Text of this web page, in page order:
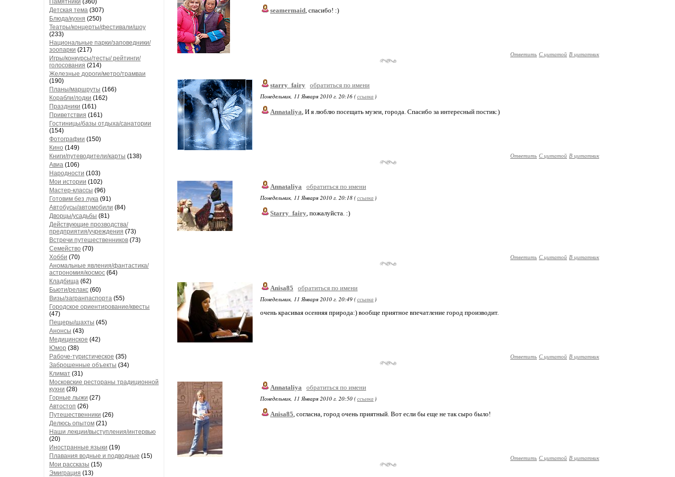
Памятники (360)
Детская тема (307)
Блюда/кухня (250)
Театры/концерты/фестивали/шоу
(233)
Национальные парки/заповедники/
зоопарки (217)
Игры/конкурсы/тесты/ рейтинги/
голосования (214)
Железные дороги/метро/трамваи
(190)
Планы/маршруты (166)
Корабли/лодки (162)
Праздники (161)
Приветствия (161)
Гостиницы/базы отдыха/санатории
(154)
Фотографии (150)
Кино (149)
Книги/путеводители/карты (138)
Авиа (106)
Народности (103)
Мои истории (102)
Мастер-классы (96)
Готовим без лука (91)
Автобусы/автомобили (84)
Дворцы/усадьбы (81)
Действующие прозводства/
предприятия/учреждения (73)
Встречи путешественников (73)
Семейство (70)
Хобби (70)
Аномальные явления/фантастика/
астрономия/космос (64)
Кладбища (62)
Бьюти/релакс (60)
Визы/загранпаспорта (55)
Городское ориентирование/квесты
(47)
Пещеры/шахты (45)
Анонсы (43)
Медицинское (42)
Юмор (38)
Рабоче-туристическое (35)
Заброшенные объекты (34)
Климат (31)
Московские рестораны традиционной
кухни (28)
Горные лыжи (27)
Автостоп (26)
Путешественники (26)
Делюсь опытом (21)
Наши лекции/выступления/интервью
(20)
Иностранные языки (19)
Плавания водные и подводные (15)
Мои рассказы (15)
Эмиграция (13)
seamermaid, спасибо! :)
Ответить С цитатой В цитатник
starry_fairy обратиться по имени
Понедельник, 11 Января 2010 г. 20:16 (ссылка )
Annataliya, И я люблю посещать музеи, города. Спасибо за интересный постик:)
Ответить С цитатой В цитатник
Annataliya
обратиться по имени
Понедельник, 11 Января 2010 г. 20:18 (ссылка )
Starry_fairy, пожалуйста. :)
Ответить С цитатой В цитатник
Anisa85
обратиться по имени
Понедельник, 11 Января 2010 г. 20:49 (ссылка )
очень красивая осенняя природа:) вообще приятное впечатление город производит.
Ответить С цитатой В цитатник
Annataliya
обратиться по имени
Понедельник, 11 Января 2010 г. 20:50 (ссылка )
Anisa85, согласна, город очень приятный. Вот если бы еще не так сыро было!
Ответить С цитатой В цитатник